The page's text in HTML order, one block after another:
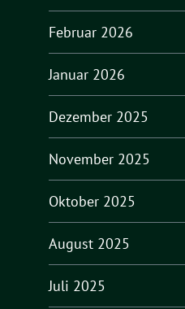
Februar 2026
Januar 2026
Dezember 2025
November 2025
Oktober 2025
August 2025
Juli 2025